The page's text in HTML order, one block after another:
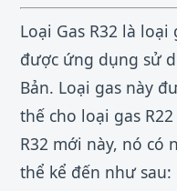
Loại Gas R32 là
được ứng dụng sử
Bản. Loại gas này
thế cho loại gas
R32 mới này, nó
thể kể đến như sau: